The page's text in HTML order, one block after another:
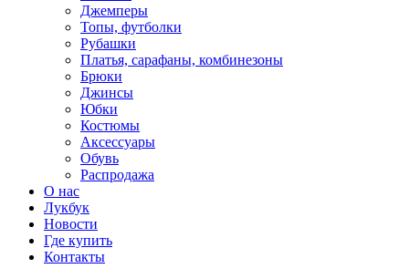
Джемперы
Топы, футболки
Рубашки
Платья, сарафаны, комбинезоны
Брюки
Джинсы
Юбки
Костюмы
Аксессуары
Обувь
Распродажа
О нас
Лукбук
Новости
Где купить
Контакты